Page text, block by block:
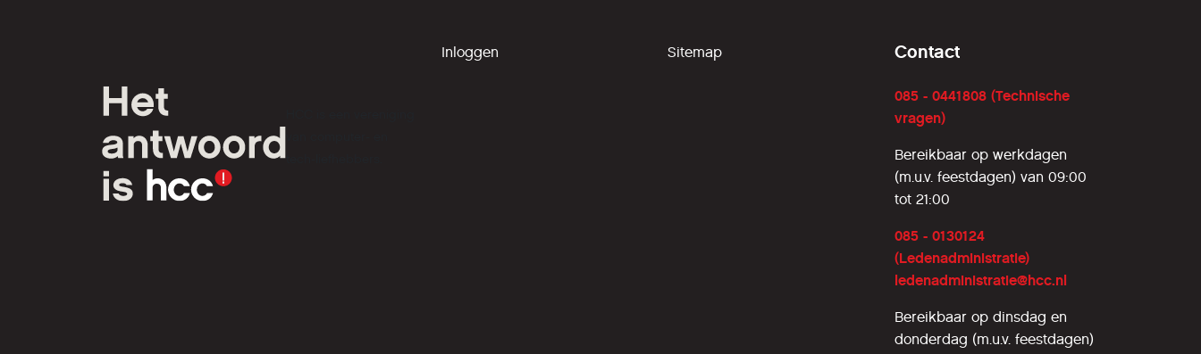
tech-liefhebbers.
Inloggen Sitemap Contact
085 - 0441808 (Technische
vragen)
Bereikbaar op werkdagen
(m.u.v. feestdagen) van 09:00
tot 21:00
085 - 0130124
(Ledenadministratie)
ledenadministratie@hcc.nl
Bereikbaar op dinsdag en
donderdag (m.u.v. feestdagen)